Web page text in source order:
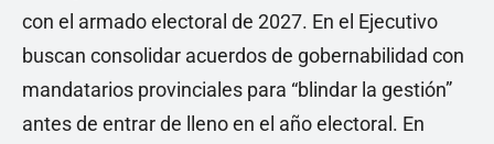
con el armado electoral de 2027. En el Ejecutivo
buscan consolidar acuerdos de gobernabilidad con
mandatarios provinciales para “blindar la gestión”
antes de entrar de lleno en el año electoral. En